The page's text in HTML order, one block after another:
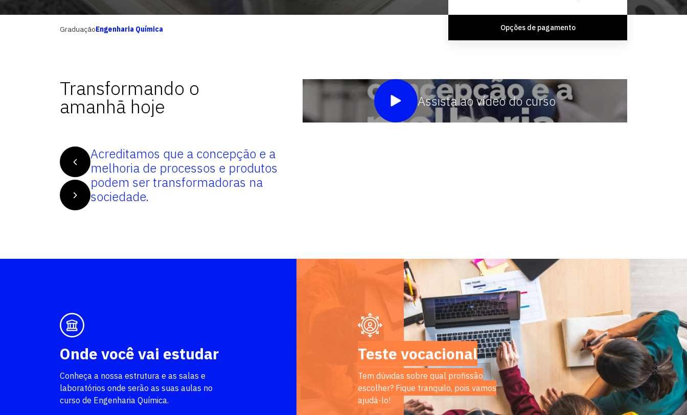
Opções de pagamento
GraduaçãoEngenharia Química
Transformando o
amanhã hoje
capazes de
Acreditamos que a concepção e a
melhoria de processos e produtos
podem ser transformadoras na
sociedade.
Assista ao vídeo do curso
Onde você vai estudar
Conheça a nossa estrutura e as salas e
laboratórios onde serão as suas aulas no
curso de Engenharia Química.
Teste vocacional
Tem dúvidas sobre qual profissão
escolher? Fique tranquilo, pois vamos
ajudá-lo!